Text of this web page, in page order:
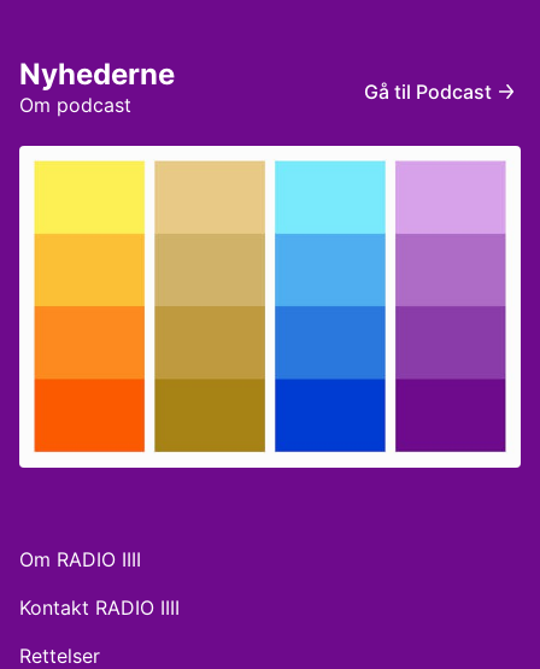
Om podcast
Nyhederne Gå til Podcast
Om RADIO IIII
Kontakt RADIO IIII
Rettelser